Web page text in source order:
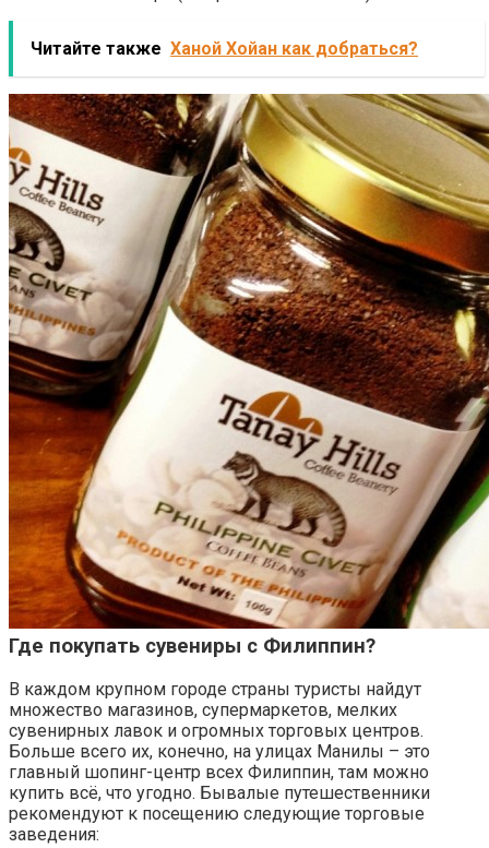
Читайте также Ханой Хойан как добраться?
Где покупать сувениры с Филиппин?
В каждом крупном городе страны туристы найдут
множество магазинов, супермаркетов, мелких
сувенирных лавок и огромных торговых центров.
Больше всего их, конечно, на улицах Манилы – это
главный шопинг-центр всех Филиппин, там можно
купить всё, что угодно. Бывалые путешественники
рекомендуют к посещению следующие торговые
заведения: